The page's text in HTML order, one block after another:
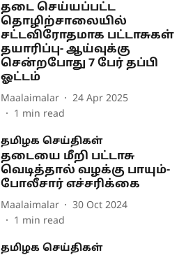
தடை செய்யப்பட்ட
தொழிற்சாலையில்
சட்டவிரோதமாக பட்டாசுகள்
தயாரிப்பு- ஆய்வுக்கு
சென்றபோது 7 பேர் தப்பி
ஓட்டம்
Maalaimalar
24 Apr 2025
1 min read
தமிழக செய்திகள்
தடையை மீறி பட்டாசு
வெடித்தால் வழக்கு பாயும்-
போலீசார் எச்சரிக்கை
Maalaimalar
30 Oct 2024
1 min read
தமிழக செய்திகள்